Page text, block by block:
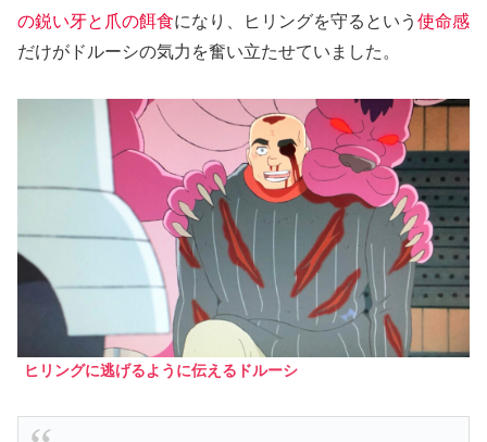
の鋭い牙と爪の餌食になり、ヒリングを守るという 使命感
だけがドルーシの気力を奮い立たせていました。
ヒリングに逃げるように伝えるドルーシ